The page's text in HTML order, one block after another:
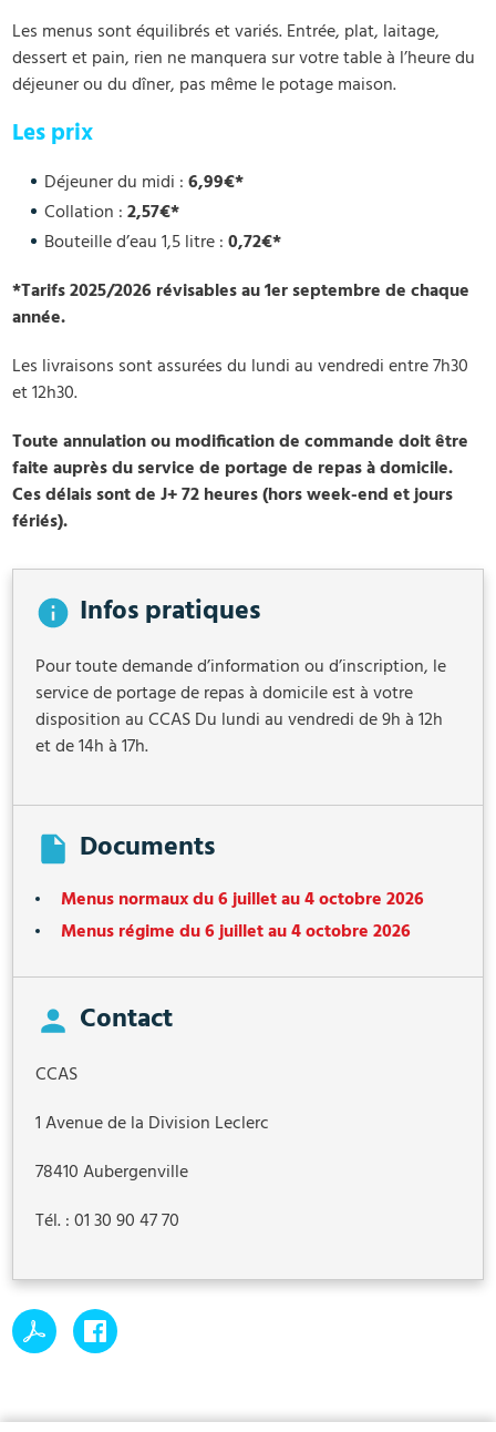
Les menus sont équilibrés et variés. Entrée, plat, laitage,
dessert et pain, rien ne manquera sur votre table à l’heure du
déjeuner ou du dîner, pas même le potage maison.
Les prix
Déjeuner du midi :6,99€*
Collation :2,57€*
Bouteille d’eau 1,5 litre :0,72€*
*Tarifs 2025/2026 révisables au 1er septembre de chaque
année.
Les livraisons sont assurées du lundi au vendredi entre 7h30
et 12h30.
Toute annulation ou modification de commande doit être
faite auprès du service de portage de repas à domicile.
Ces délais sont de J+ 72 heures (hors week-end et jours
fériés).
Infos pratiques
Pour toute demande d’information ou d’inscription, le
service de portage de repas à domicile est à votre
disposition au CCAS Du lundi au vendredi de 9h à 12h
et de 14h à 17h.
Documents
Menus normaux du 6 juillet au 4 octobre 2026
Menus régime du 6 juillet au 4 octobre 2026
Contact
CCAS
1 Avenue de la Division Leclerc
78410 Aubergenville
Tél. : 01 30 90 47 70